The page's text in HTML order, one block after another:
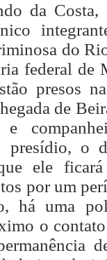
da Costa,
do
federal de
presos
de
o
ele ficará
por um
há uma
o